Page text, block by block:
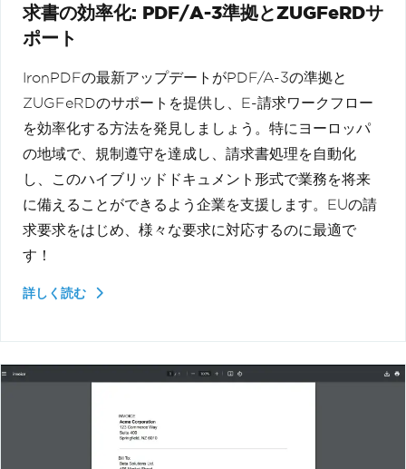
求書の効率化: PDF/A-3準拠とZUGFeRDサ
ポート
IronPDFの最新アップデートがPDF/A-3の準拠と
ZUGFeRDのサポートを提供し、E-請求ワークフロー
を効率化する方法を発見しましょう。特にヨーロッパ
の地域で、規制遵守を達成し、請求書処理を自動化
し、このハイブリッドドキュメント形式で業務を将来
に備えることができるよう企業を支援します。EUの請
求要求をはじめ、様々な要求に対応するのに最適で
す！
詳しく読む